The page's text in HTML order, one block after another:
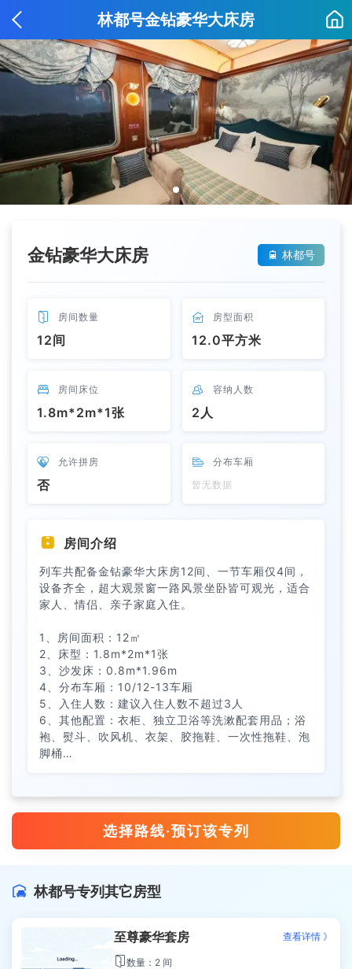
林都号金钻豪华大床房
金钻豪华大床房  林都号
 房间数量
12间
 房型面积
12.0平方米
 房间床位
1.8m*2m*1张
 容纳人数
2人
 允许拼房
否

分布车厢
暂无数据
 房间介绍
列车共配备金钻豪华大床房12间、一节车厢仅4间，
设备齐全，超大观景窗一路风景坐卧皆可观光，适合
家人、情侣、亲子家庭入住。
1、房间面积：12㎡
2、床型：1.8m*2m*1张
3、沙发床：0.8m*1.96m
4、分布车厢：10/12-13车厢
5、入住人数：建议入住人数不超过3人
6、其他配置：衣柜、独立卫浴等洗漱配套用品；浴
袍、熨斗、吹风机、衣架、胶拖鞋、一次性拖鞋、泡
脚桶…
选择路线·预订该专列
 林都号专列其它房型
至尊豪华套房
数量：2 间
查看详情 》